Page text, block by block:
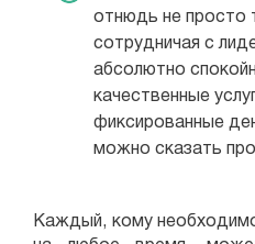
отнюдь не просто
сотрудничая с
абсолютно
качественные
фиксированные
можно сказать
Каждый, кому